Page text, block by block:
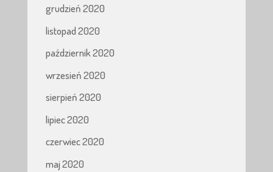
grudzień 2020
listopad 2020
październik 2020
wrzesień 2020
sierpień 2020
lipiec 2020
czerwiec 2020
maj 2020